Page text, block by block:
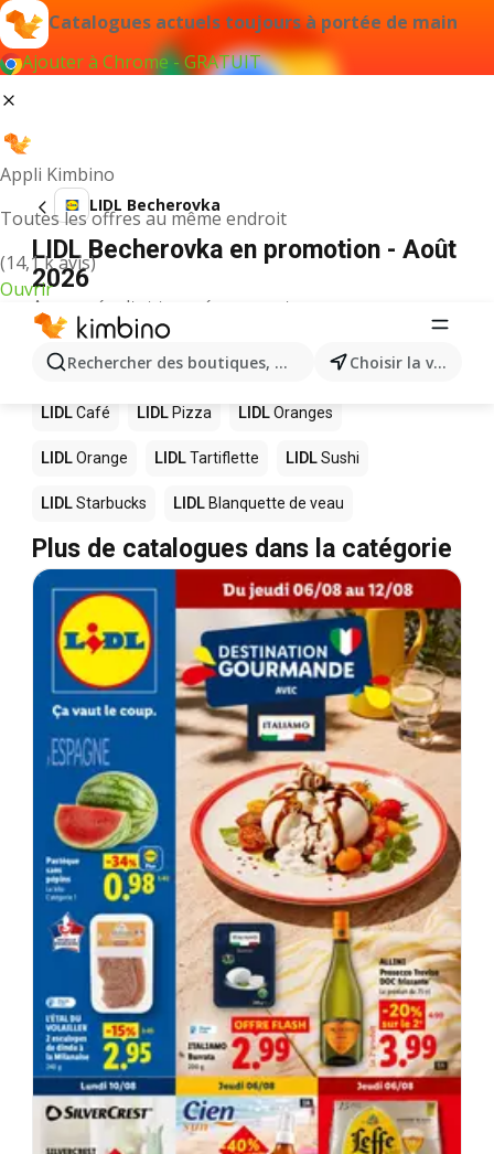
Catalogues actuels toujours à portée de main
Ajouter à Chrome - GRATUIT
Appli Kimbino
Toutes les offres au même endroit
(14,1 k avis)
Ouvrir
Rechercher des boutiques, des catégories, des Choisir la ville
LIDL Becherovka
LIDL Becherovka en promotion - Août
2026
Aucun résultat trouvé pour ce terme.
D’autres produits dans les magasins
LIDL
LIDLCafé LIDL Pizza LIDLOranges
LIDLOrange LIDLTartiflette LIDLSushi
LIDLStarbucks LIDL Blanquette de veau
Plus de catalogues dans la catégorie